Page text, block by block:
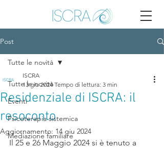
Post
Tutte le novità
Eventi
Psicoterapia sistemica
Mediazione familiare
Tutte le novità
Residenziale di ISCRA: il
resoconto
ISCRA
13 giu 2024 Tempo di lettura: 3 min
Aggiornamento: 14 giu 2024
Il 25 e 26 Maggio 2024 si è tenuto a